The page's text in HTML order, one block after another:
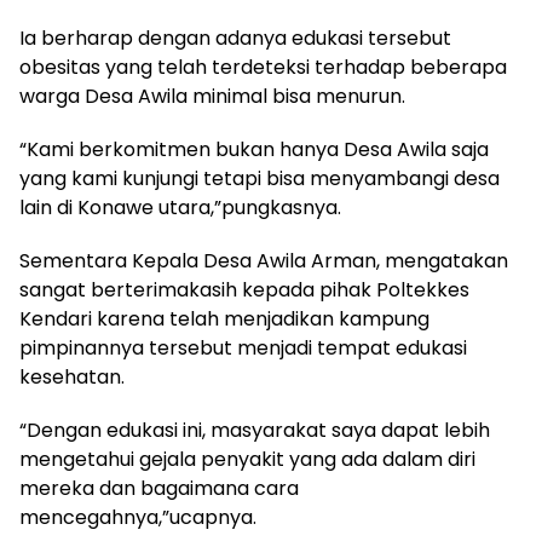
Ia berharap dengan adanya edukasi tersebut
obesitas yang telah terdeteksi terhadap beberapa
warga Desa Awila minimal bisa menurun.
“Kami berkomitmen bukan hanya Desa Awila saja
yang kami kunjungi tetapi bisa menyambangi desa
lain di Konawe utara,”pungkasnya.
Sementara Kepala Desa Awila Arman, mengatakan
sangat berterimakasih kepada pihak Poltekkes
Kendari karena telah menjadikan kampung
pimpinannya tersebut menjadi tempat edukasi
kesehatan.
“Dengan edukasi ini, masyarakat saya dapat lebih
mengetahui gejala penyakit yang ada dalam diri
mereka dan bagaimana cara
mencegahnya,”ucapnya.